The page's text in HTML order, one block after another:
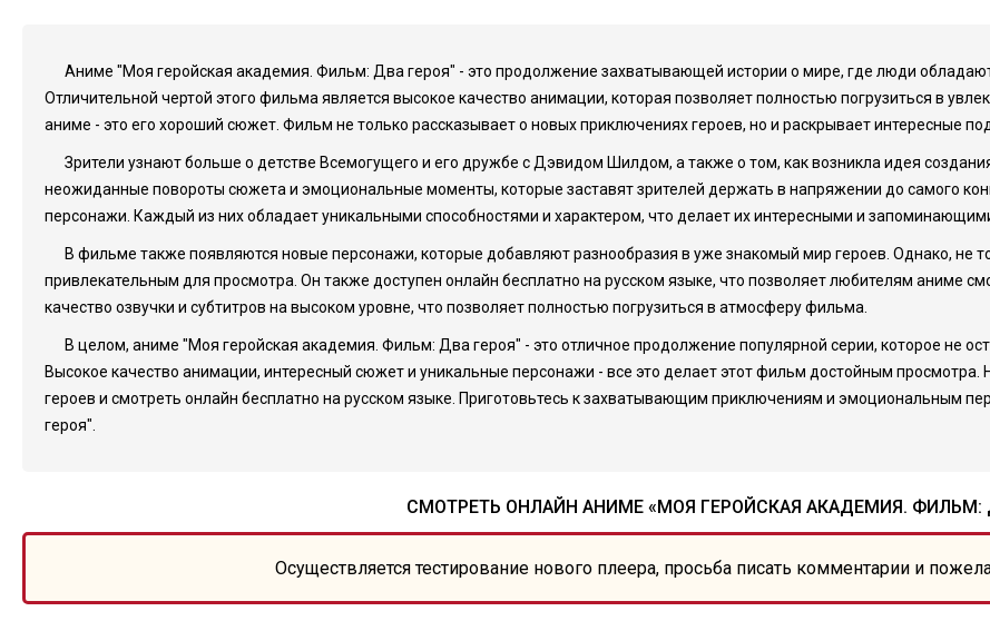
Аниме "Моя геройская академия. Фильм: Два героя" - это продолжение захватывающей истории о мире, где люди
Отличительной чертой этого фильма является высокое качество анимации, которая позволяет полностью погрузиться в
аниме - это его хороший сюжет. Фильм не только рассказывает о новых приключениях героев, но и раскрывает интересные
Зрители узнают больше о детстве Всемогущего и его дружбе с Дэвидом Шилдом, а также о том, как возникла идея
неожиданные повороты сюжета и эмоциональные моменты, которые заставят зрителей держать в напряжении до самого
персонажи. Каждый из них обладает уникальными способностями и характером, что делает их интересными и
В фильме также появляются новые персонажи, которые добавляют разнообразия в уже знакомый мир героев. Однако, не
привлекательным для просмотра. Он также доступен онлайн бесплатно на русском языке, что позволяет любителям аниме
качество озвучки и субтитров на высоком уровне, что позволяет полностью погрузиться в атмосферу фильма.
В целом, аниме "Моя геройская академия. Фильм: Два героя" - это отличное продолжение популярной серии, которое не
Высокое качество анимации, интересный сюжет и уникальные персонажи - все это делает этот фильм достойным
героев и смотреть онлайн бесплатно на русском языке. Приготовьтесь к захватывающим приключениям и эмоциональным
героя".
СМОТРЕТЬ ОНЛАЙН АНИМЕ «МОЯ ГЕРОЙСКАЯ АКАДЕМИЯ. ФИЛЬМ:
Осуществляется тестирование нового плеера, просьба писать комментарии и